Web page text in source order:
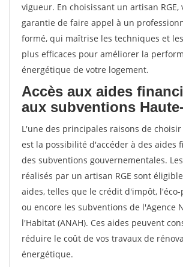
vigueur. En choisissant un artisan RGE,
garantie de faire appel à un
formé, qui maîtrise les techniques et
plus efficaces pour améliorer la
énergétique de votre logement.
Accès aux aides
aux subventions
L'une des principales raisons de choisir
est la possibilité d'accéder à des aides
des subventions gouvernementales.
réalisés par un artisan RGE sont
aides, telles que le crédit d'impôt,
ou encore les subventions de l'Agence
l'Habitat (ANAH). Ces aides peuvent
réduire le coût de vos travaux de
énergétique.